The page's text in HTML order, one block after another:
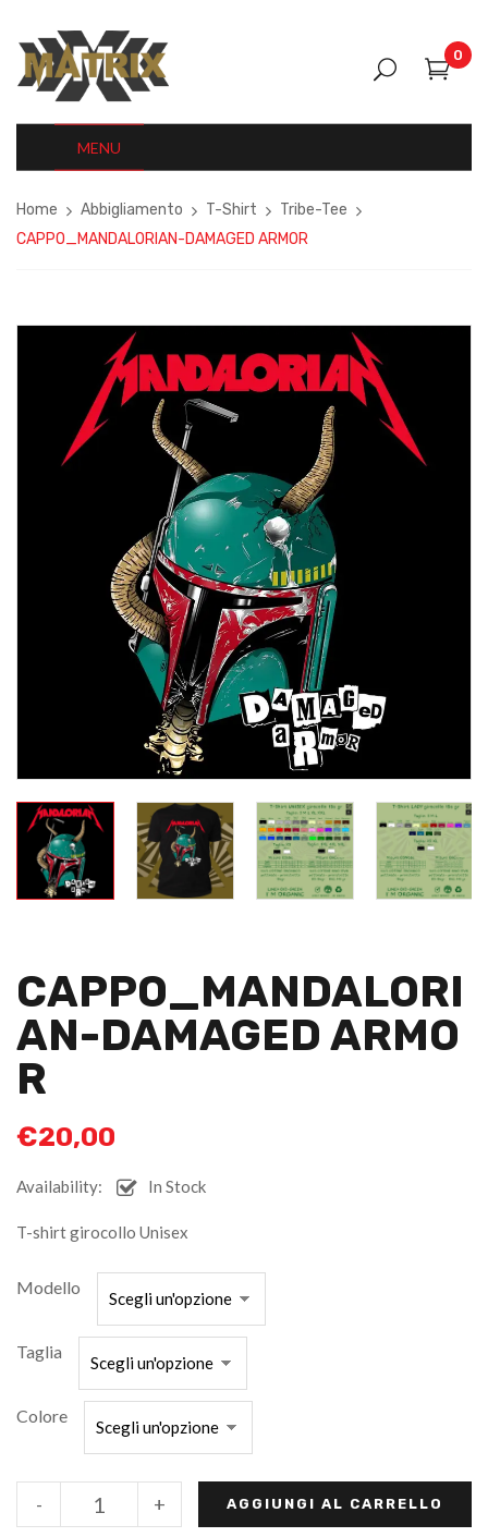
0
MENU
Home Abbigliamento T-Shirt
Tribe-Tee
CAPPO_MANDALORIAN-DAMAGED ARMOR
CAPPO_MANDALORI
AN-DAMAGED ARMO
R
€20,00
Availability: In Stock
T-shirt girocollo Unisex
Modello
Taglia
Colore
+
- AGGIUNGI AL CARRELLO